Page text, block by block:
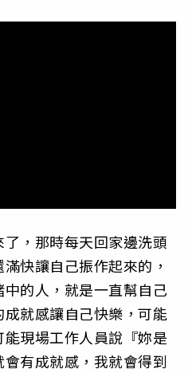
了，那時每天回家邊洗頭
快讓自己振作起來的，
的人，就是一直幫自己
就感讓自己快樂，可能
現場工作人員說『妳是
有成就感，我就會得到